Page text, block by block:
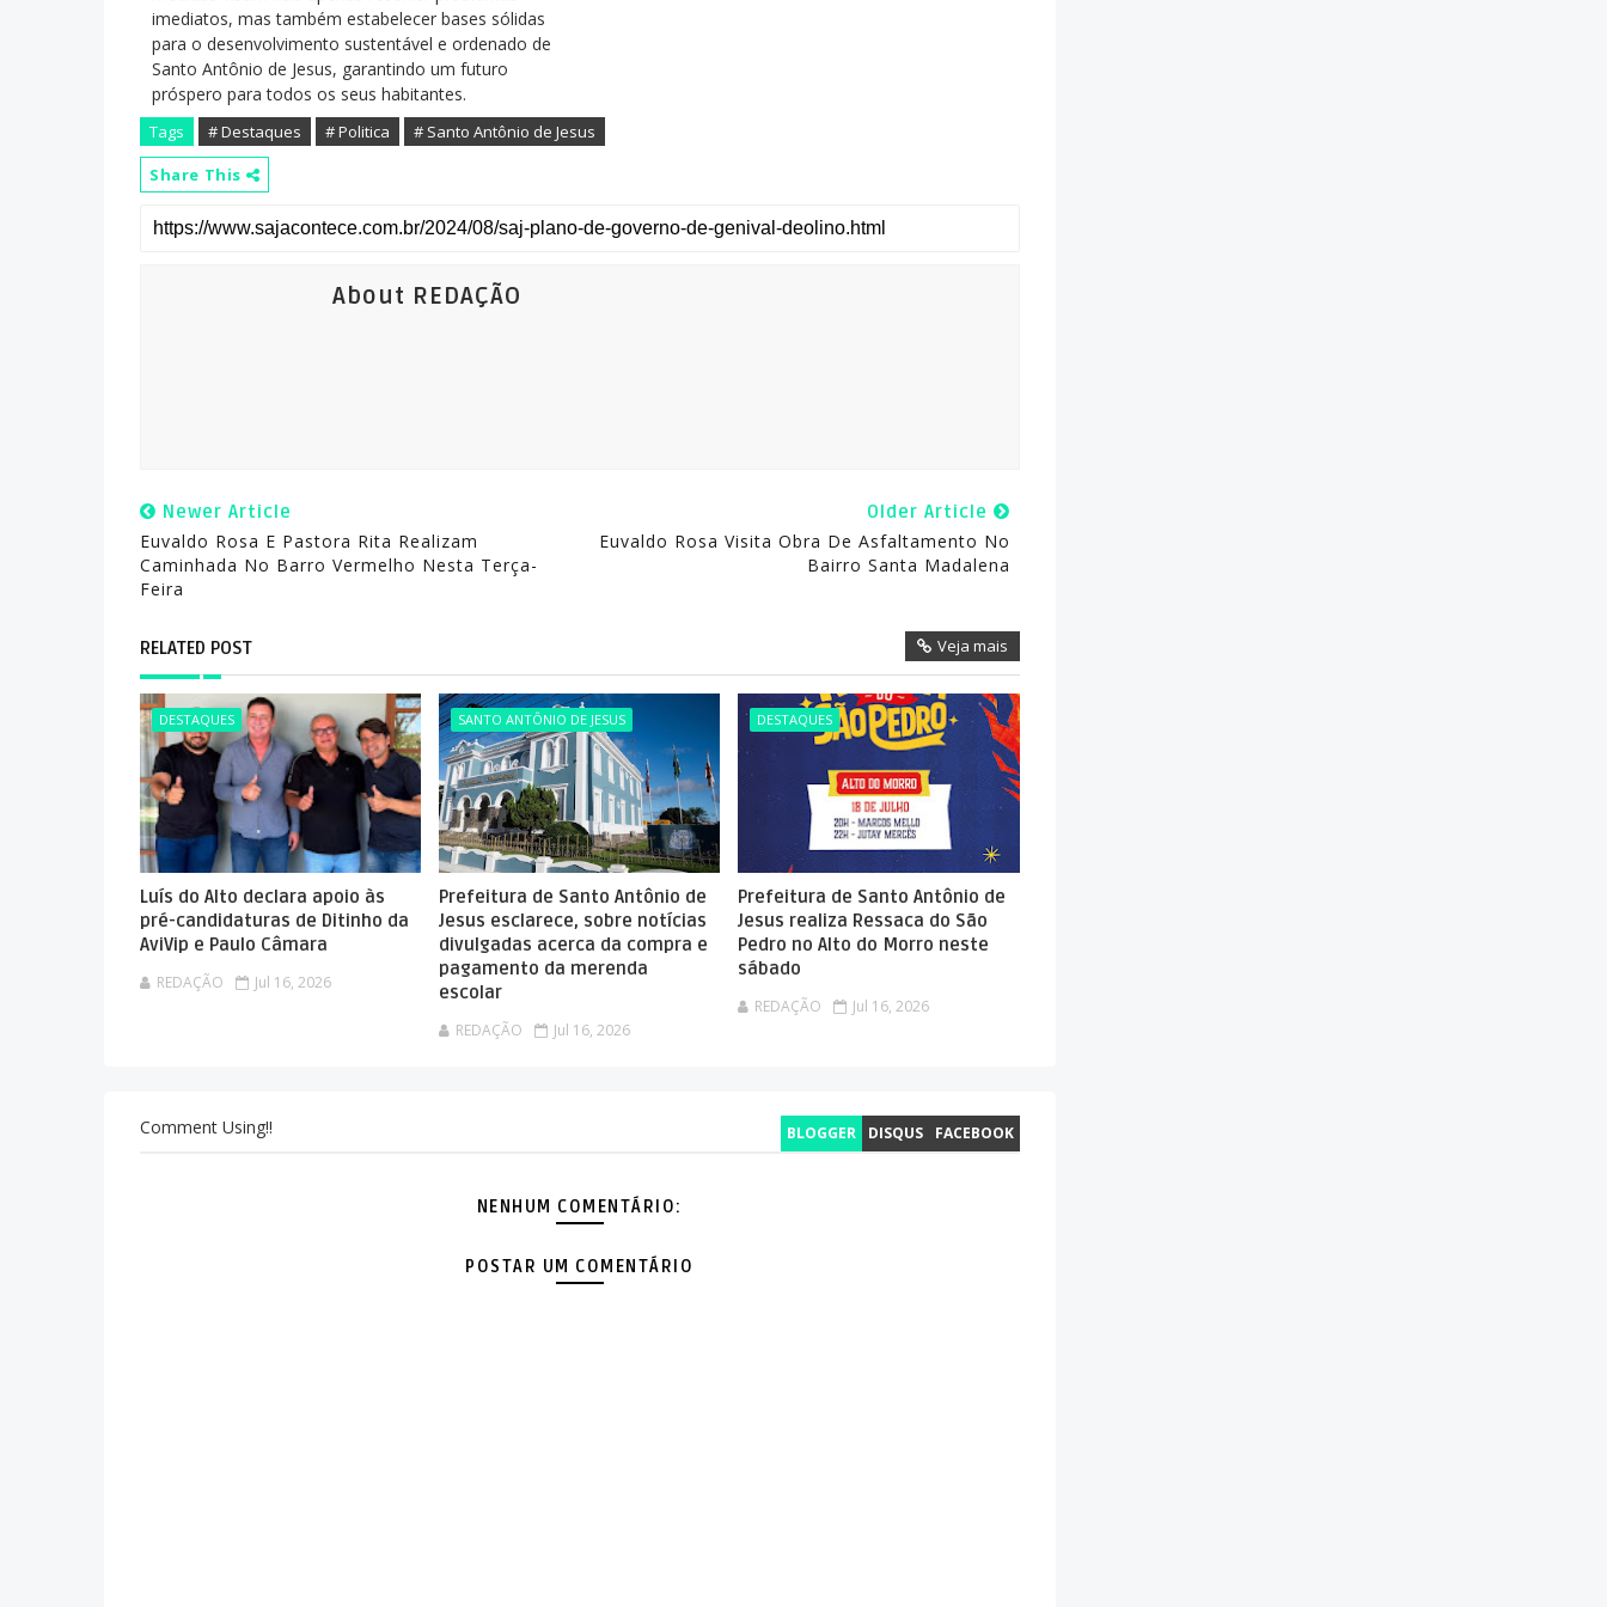
imediatos, mas também estabelecer bases sólidas
para o desenvolvimento sustentável e ordenado de
Santo Antônio de Jesus, garantindo um futuro
próspero para todos os seus habitantes.
Tags # Destaques # Politica
# Santo Antônio de Jesus
Share This
About REDAÇÃO
Newer Article
Euvaldo Rosa E Pastora Rita Realizam
Caminhada No Barro Vermelho Nesta Terça-
Feira
Older Article
Euvaldo Rosa Visita Obra De Asfaltamento No
Bairro Santa Madalena
RELATED POST Veja mais
DESTAQUES
Luís do Alto declara apoio às
pré-candidaturas de Ditinho da
AviVip e Paulo Câmara
REDAÇÃO Jul 16, 2026
SANTO ANTÔNIO DE JESUS
Prefeitura de Santo Antônio de
Jesus esclarece, sobre notícias
divulgadas acerca da compra e
pagamento da merenda
escolar
REDAÇÃO Jul 16, 2026
DESTAQUES
Prefeitura de Santo Antônio de
Jesus realiza Ressaca do São
Pedro no Alto do Morro neste
sábado
REDAÇÃO Jul 16, 2026
BLOGGER DISQUS FACEBOOK
Comment Using!!
NENHUM COMENTÁRIO:
POSTAR UM COMENTÁRIO